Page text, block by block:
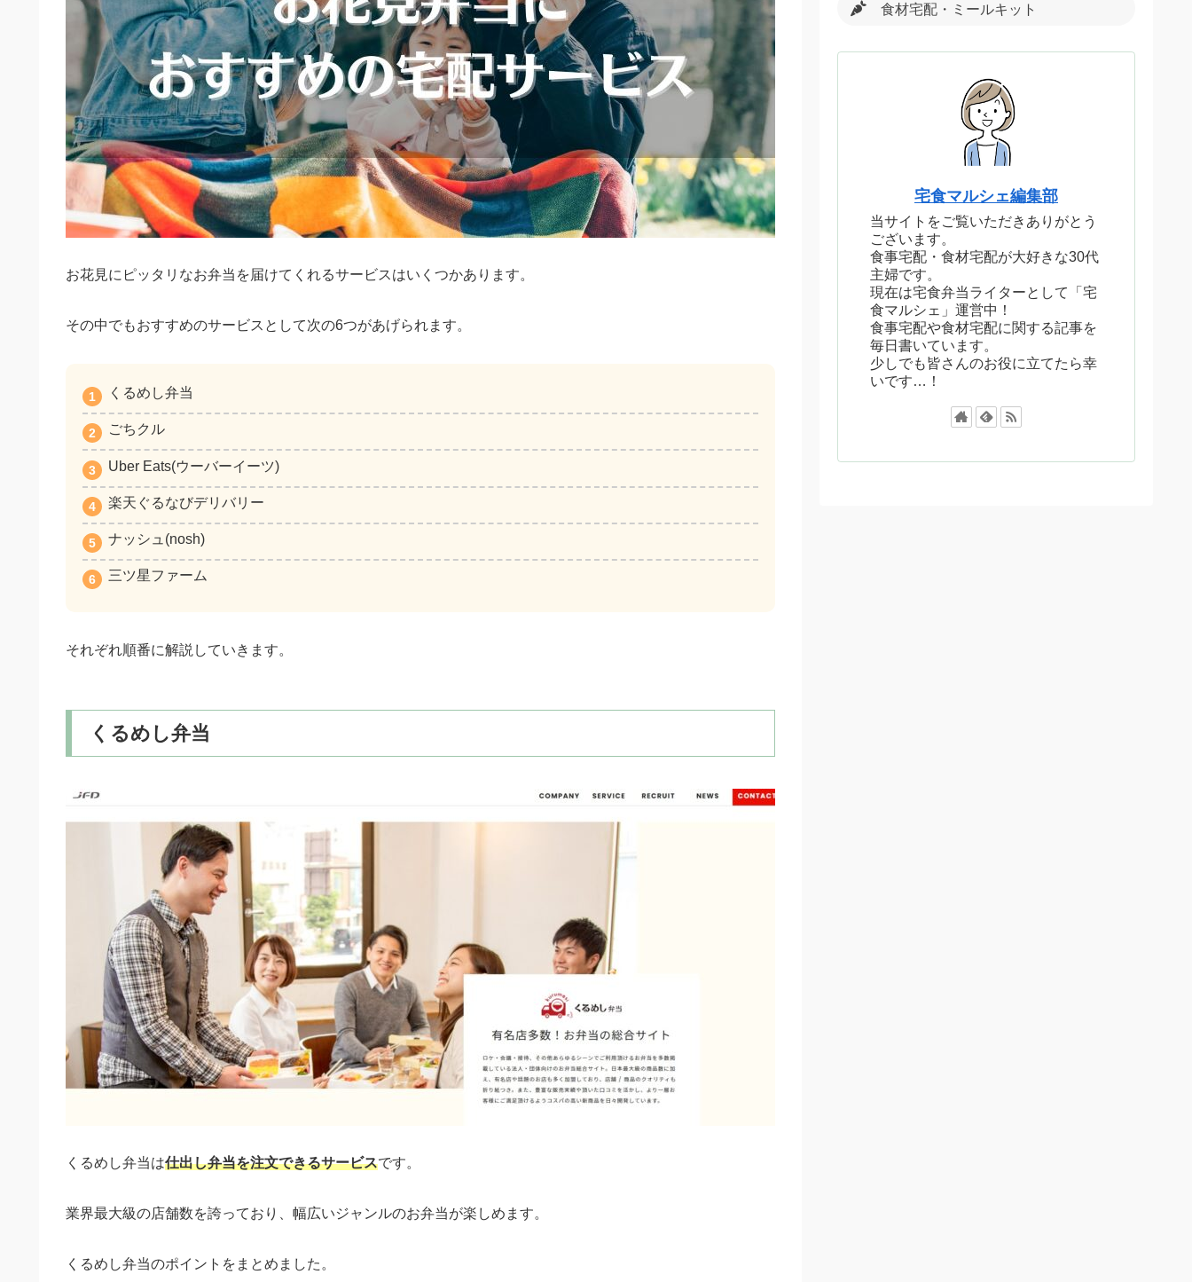
お花見にピッタリなお弁当を届けてくれるサービスはいくつかあります。
その中でもおすすめのサービスとして次の6つがあげられます。
くるめし弁当
ごちクル
Uber Eats(ウーバーイーツ)
楽天ぐるなびデリバリー
ナッシュ(nosh)
三ツ星ファーム
それぞれ順番に解説していきます。
くるめし弁当
くるめし弁当は仕出し弁当を注文できるサービスです。
業界最大級の店舗数を誇っており、幅広いジャンルのお弁当が楽しめます。
くるめし弁当のポイントをまとめました。
食材宅配・ミールキット
宅食マルシェ編集部
当サイトをご覧いただきありがとう
ございます。
食事宅配・食材宅配が大好きな30代
主婦です。
現在は宅食弁当ライターとして「宅
食マルシェ」運営中！
食事宅配や食材宅配に関する記事を
毎日書いています。
少しでも皆さんのお役に立てたら幸
いです…！